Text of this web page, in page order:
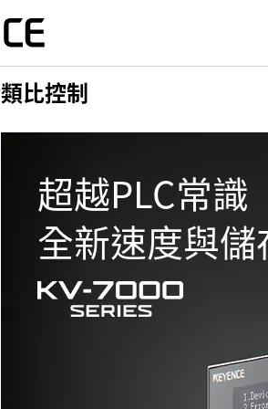
類比控制
超越PLC常識
全新速度與